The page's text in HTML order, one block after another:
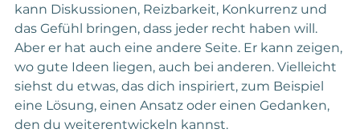
kann Diskussionen, Reizbarkeit, Konkurrenz und
das Gefühl bringen, dass jeder recht haben will.
Aber er hat auch eine andere Seite. Er kann zeigen,
wo gute Ideen liegen, auch bei anderen. Vielleicht
siehst du etwas, das dich inspiriert, zum Beispiel
eine Lösung, einen Ansatz oder einen Gedanken,
den du weiterentwickeln kannst.